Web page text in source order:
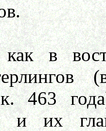
в
463
и их